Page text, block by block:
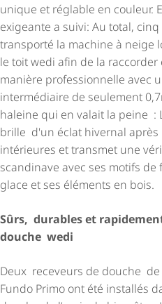
unique et réglable en couleur.
exigeante a suivi: Au total,
transporté la machine à neige
le toit wedi afin de la
manière profes­sion­nelle avec
intermédiaire de seulement
haleine qui en valait la peine :
brille d'un éclat hivernal
intérieures et transmet une
scandinave avec ses motifs
glace et ses éléments en bois.
Sûrs, durables et
douche wedi
Deux receveurs de douche
Fundo Primo ont été installés